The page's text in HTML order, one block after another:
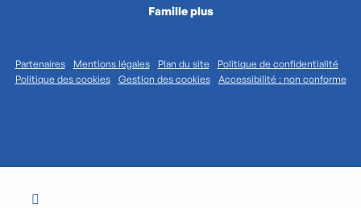
Famille plus
Partenaires Mentions légales Plan du site
Politique de confidentialité
Politique des cookies
Gestion des cookies Accessibilité : non conforme